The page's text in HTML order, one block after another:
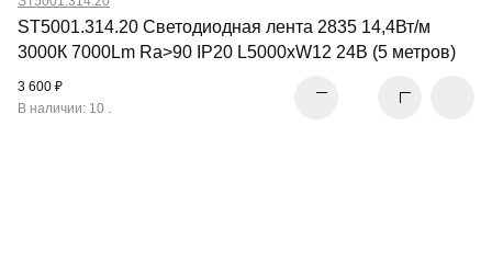
ST5001.314.20 Светодиодная лента 2835 14,4Вт/м
3000К 7000Lm Ra>90 IP20 L5000xW12 24В (5 метров)
3 600 ₽
В наличии: 10 .